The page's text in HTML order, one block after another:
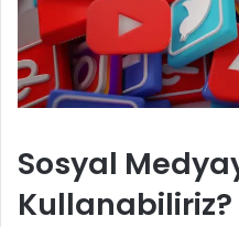
Sosyal
Kullanabiliriz?